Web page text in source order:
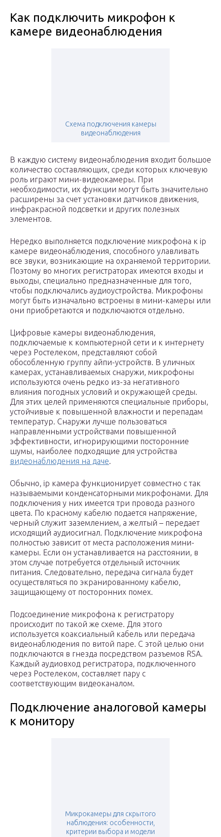
Как подключить микрофон к
камере видеонаблюдения
Схема подключения камеры
видеонаблюдения
В каждую систему видеонаблюдения входит большое
количество составляющих, среди которых ключевую
роль играют мини-видеокамеры. При
необходимости, их функции могут быть значительно
расширены за счет установки датчиков движения,
инфракрасной подсветки и других полезных
элементов.
Нередко выполняется подключение микрофона к ip
камере видеонаблюдения, способного улавливать
все звуки, возникающие на охраняемой территории.
Поэтому во многих регистраторах имеются входы и
выходы, специально предназначенные для того,
чтобы подключались аудиоустройства. Микрофоны
могут быть изначально встроены в мини-камеры или
они приобретаются и подключаются отдельно.
Цифровые камеры видеонаблюдения,
подключаемые к компьютерной сети и к интернету
через Ростелеком, представляют собой
обособленную группу айпи-устройств. В уличных
камерах, устанавливаемых снаружи, микрофоны
используются очень редко из-за негативного
влияния погодных условий и окружающей среды.
Для этих целей применяются специальные приборы,
устойчивые к повышенной влажности и перепадам
температур. Снаружи лучше пользоваться
направленными устройствами повышенной
эффективности, игнорирующими посторонние
шумы, наиболее подходящие для устройства
видеонаблюдения на даче.
Обычно, ip камера функционирует совместно с так
называемыми конденсаторными микрофонами. Для
подключения у них имеется три провода разного
цвета. По красному кабелю подается напряжение,
черный служит заземлением, а желтый – передает
исходящий аудиосигнал. Подключение микрофона
полностью зависит от места расположения мини-
камеры. Если он устанавливается на расстоянии, в
этом случае потребуется отдельный источник
питания. Следовательно, передача сигнала будет
осуществляться по экранированному кабелю,
защищающему от посторонних помех.
Подсоединение микрофона к регистратору
происходит по такой же схеме. Для этого
используется коаксиальный кабель или передача
видеонаблюдения по витой паре. С этой целью они
подключаются в гнезда посредством разъемов RSA.
Каждый аудиовход регистратора, подключенного
через Ростелеком, составляет пару с
соответствующим видеоканалом.
Подключение аналоговой камеры
к монитору
Микрокамеры для скрытого
наблюдения: особенности,
критерии выбора и модели